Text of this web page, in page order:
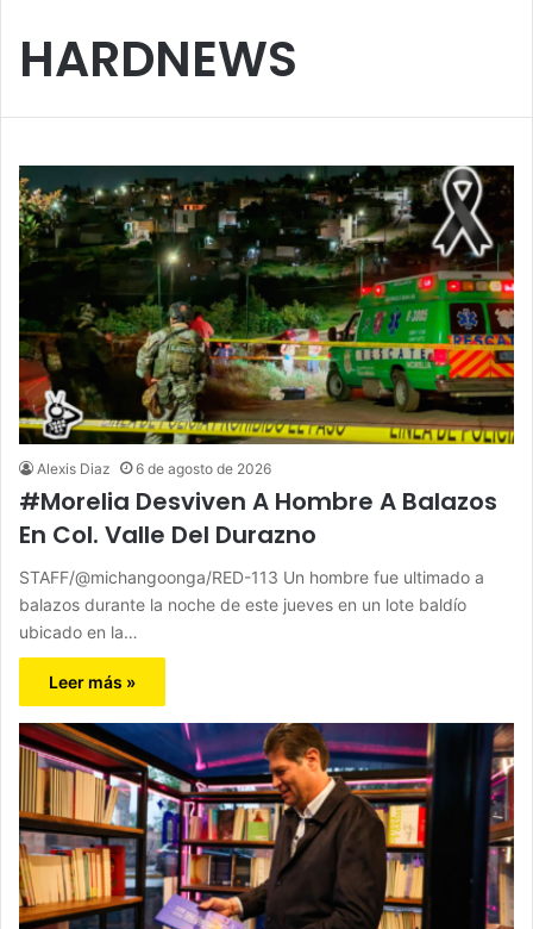
HARDNEWS
Alexis Diaz 6 de agosto de 2026
#Morelia Desviven A Hombre A Balazos
En Col. Valle Del Durazno
STAFF/@michangoonga/RED-113 Un hombre fue ultimado a
balazos durante la noche de este jueves en un lote baldío
ubicado en la…
Leer más »